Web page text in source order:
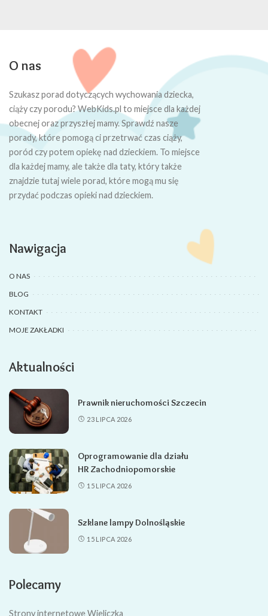
O nas
Szukasz porad dotyczących wychowania dziecka,
ciąży czy porodu? WebKids.pl to miejsce dla każdej
obecnej oraz przyszłej mamy. Sprawdź nasze
porady, które pomogą ci przetrwać czas ciąży,
poród czy potem opiekę nad dzieckiem. To miejsce
dla każdej mamy, ale także dla taty, który także
znajdzie tutaj wiele porad, które mogą mu się
przydać podczas opieki nad dzieckiem.
Nawigacja
O NAS
BLOG
KONTAKT
MOJE ZAKŁADKI
Aktualności
Prawnik nieruchomości Szczecin
23 LIPCA 2026
Oprogramowanie dla działu
HR Zachodniopomorskie
15 LIPCA 2026
Szklane lampy Dolnośląskie
15 LIPCA 2026
Polecamy
Strony internetowe Wieliczka